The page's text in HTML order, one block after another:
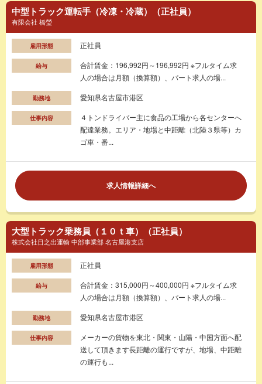
中型トラック運転手（冷凍・冷蔵）（正社員）
有限会社 橋瑩
雇用形態 正社員
給与
合計賃金：196,992円～196,992円 ※フルタイム求
人の場合は月額（換算額）、パート求人の場...
勤務地 愛知県名古屋市港区
仕事内容
４トンドライバー主に食品の工場から各センターへ
配達業務。エリア・地場と中距離（北陸３県等）カ
ゴ車・番...
求人情報詳細へ
大型トラック乗務員（１０ｔ車）（正社員）
株式会社日之出運輸 中部事業部 名古屋港支店
雇用形態 正社員
給与
合計賃金：315,000円～400,000円 ※フルタイム求
人の場合は月額（換算額）、パート求人の場...
勤務地 愛知県名古屋市港区
仕事内容
メーカーの貨物を東北・関東・山陽・中国方面へ配
送して頂きます長距離の運行ですが、地場、中距離
の運行も...